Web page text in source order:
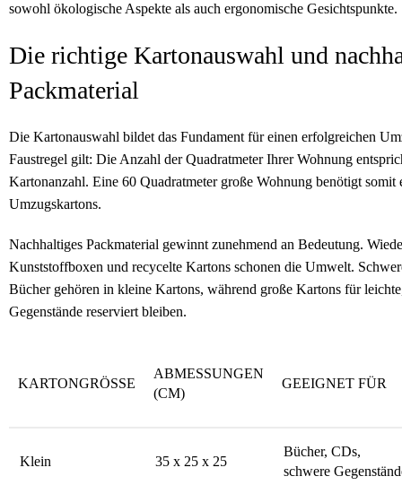
sowohl ökologische Aspekte als auch ergonomische Gesichtspunkte.
Die richtige Kartonauswahl und
Packmaterial
Die Kartonauswahl bildet das Fundament für einen erfolgreichen
Faustregel gilt: Die Anzahl der Quadratmeter Ihrer Wohnung
Kartonanzahl. Eine 60 Quadratmeter große Wohnung benötigt somit
Umzugskartons.
Nachhaltiges Packmaterial gewinnt zunehmend an Bedeutung.
Kunststoffboxen und recycelte Kartons schonen die Umwelt.
Bücher gehören in kleine Kartons, während große Kartons für
Gegenstände reserviert bleiben.
KARTONGRÖSSE
ABMESSUNGEN
(CM)
GEEIGNET FÜR
Klein 35 x 25 x 25
Bücher, CDs,
schwere